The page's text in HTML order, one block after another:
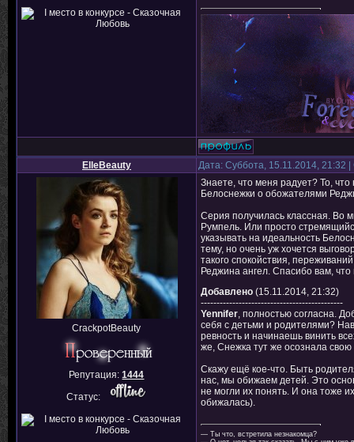
ElleBeauty Дата: Суббота, 15.11.2014, 21:32
CrackpotBeauty
Репутация:1444
Статус:
Знаете, что меня радует? То,
Белоснежки о обожателями
Серия получилась классная. Во
Румпель. Или просто
указывать на идеальность
тему, но очень уж хочется
такого спокойствия,
Реджина ангел. Спасибо вам,
Добавлено (15.11.2014, 21:32)
---------------------------------------------
Yennifer, полностью согласна.
себя с детьми и родителями?
ревность и начинаешь винить
же, Снежка тут же осознала свою
Скажу ещё кое-что. Быть
нас, мы обижаем детей. Это
не могли их понять. И она тоже
обижалась).
— Ты что, встретила незнакомца?